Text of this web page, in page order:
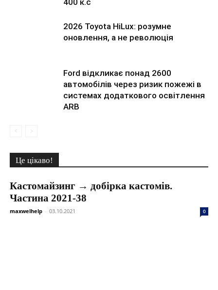
2026 Toyota HiLux: розумне
оновлення, а не революція
Ford відкликає понад 2600
автомобілів через ризик пожежі в
системах додаткового освітлення
ARB
Це цікаво!
Кастомайзинг → добірка кастомів.
Частина 2021-38
maxwelhelp - 03.10.2021 0